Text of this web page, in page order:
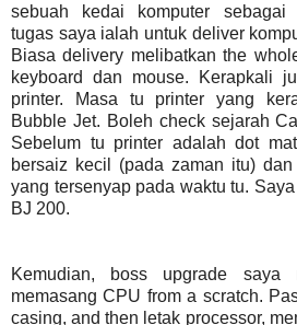
sebuah kedai komputer sebagai
tugas saya ialah untuk deliver
Biasa delivery melibatkan the
keyboard dan mouse. Kerapkali
printer. Masa tu printer yang
Bubble Jet. Boleh check sejarah
Sebelum tu printer adalah dot
bersaiz kecil (pada zaman itu)
yang tersenyap pada waktu tu.
BJ 200.
Kemudian, boss upgrade saya
memasang CPU from a scratch.
casing, and then letak processor,